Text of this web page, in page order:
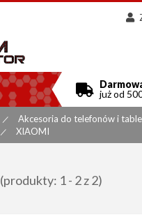
już od
| Akcesoria do telefonów i
| XIAOMI
(produkty: 1 - 2 z 2)